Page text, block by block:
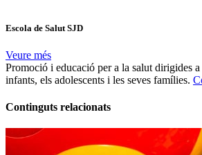
Escola de Salut SJD
Veure més
Promoció i educació per a la salut dirigides a
infants, els adolescents i les seves famílies.
Continguts relacionats